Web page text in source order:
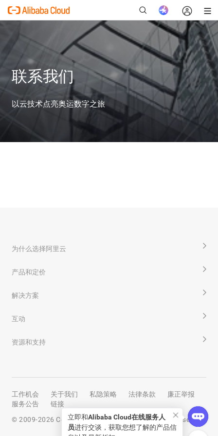
联系我们
以云技术点亮奥运数字之旅
为什么选择阿里云
产品和定价
解决方案
互动
资源和支持
工作机会 关于我们 私隐策略 法律条款
廉正举报
服务公告
链接
© 2009-2026 Copyright by Alibaba Cloud All rights reserved
立即和Alibaba Cloud在线服务人
员进行交谈，获取您想了解的产品信
新